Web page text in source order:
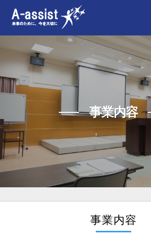
事業内容
事業内容